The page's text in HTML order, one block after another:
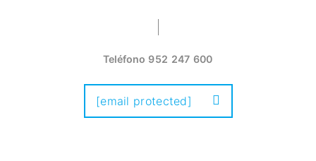
Teléfono 952 247 600
[email protected]